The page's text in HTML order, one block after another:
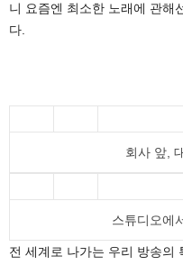
니 요즘엔 최소한 노래에 관해
다.
회사 앞,
스튜디오에
전 세계로 나가는 우리 방송의